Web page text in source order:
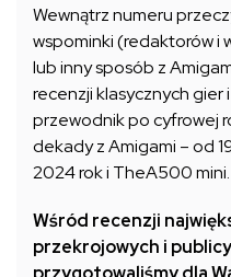
Wewnątrz numeru
wspominki (redaktorów i
lub inny sposób z
recenzji klasycznych
przewodnik po cyfrowej
dekady z Amigami – od
2024 rok i TheA500 mini.
Wśród recenzji
przekrojowych i